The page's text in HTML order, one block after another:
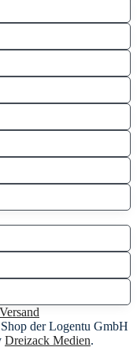
Versand
der Logentu GmbH
Dreizack Medien.